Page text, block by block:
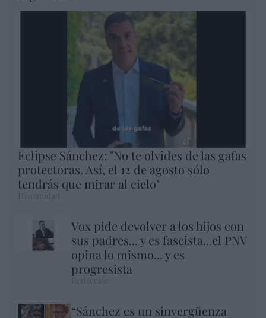
Eclipse Sánchez: "No te olvides de las gafas
protectoras. Así, el 12 de agosto sólo
tendrás que mirar al cielo"
Vox pide devolver a los hijos con
sus padres... y es fascista...el PNV
opina lo mismo... y es
progresista
“Sánchez es un sinvergüenza